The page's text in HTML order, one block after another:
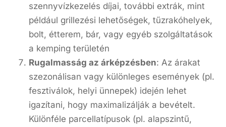
szennyvízkezelés díjai, további extrák, mint
például grillezési lehetőségek, tűzrakóhelyek,
bolt, étterem, bár, vagy egyéb szolgáltatások
a kemping területén
Rugalmasság az árképzésben: Az árakat
szezonálisan vagy különleges események (pl.
fesztiválok, helyi ünnepek) idején lehet
igazítani, hogy maximalizálják a bevételt.
Különféle parcellatípusok (pl. alapszintű,